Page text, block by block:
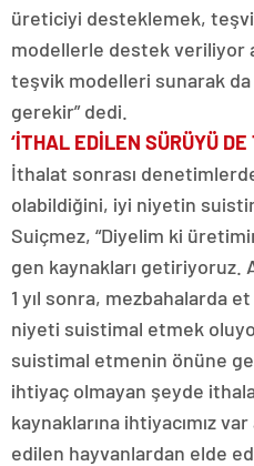
üreticiyi desteklemek,
modellerle destek veriliyor
teşvik modelleri sunarak
gerekir” dedi.
‘İTHAL EDİLEN SÜRÜYÜ
İthalat sonrası
olabildiğini, iyi niyetin
Suiçmez, “Diyelim ki
gen kaynakları getiriyoruz.
1 yıl sonra, mezbahalarda
niyeti suistimal etmek
suistimal etmenin önüne
ihtiyaç olmayan şeyde
kaynaklarına ihtiyacımız
edilen hayvanlardan elde